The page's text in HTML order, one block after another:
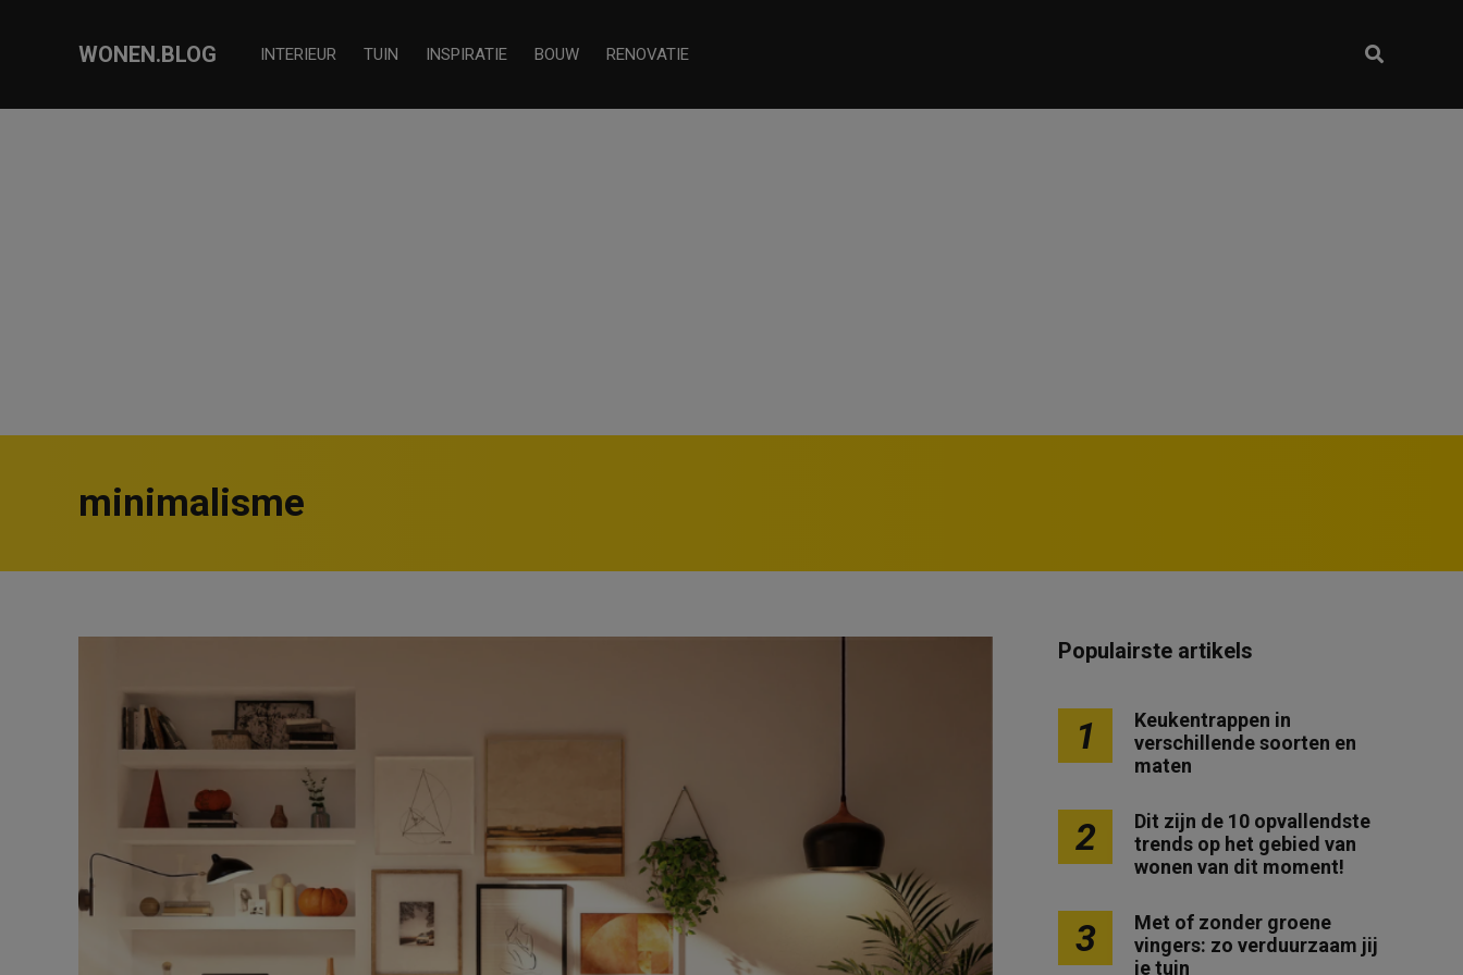
WONEN.BLOG INTERIEUR TUIN INSPIRATIE BOUW RENOVATIE
minimalisme
Populairste artikels
1
Keukentrappen in
verschillende soorten en
maten
2
Dit zijn de 10 opvallendste
trends op het gebied van
wonen van dit moment!
3
Met of zonder groene
vingers: zo verduurzaam jij
je tuin